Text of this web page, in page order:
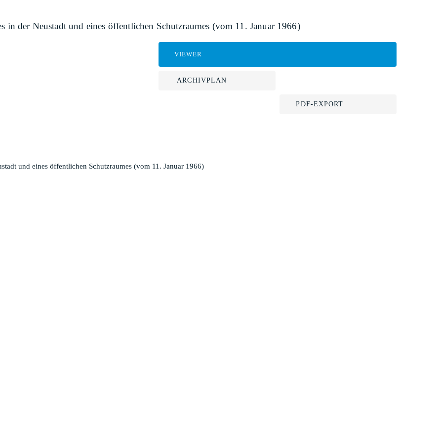
in der Neustadt und eines öffentlichen Schutzraumes (vom 11. Januar 1966)
VIEWER
ARCHIVPLAN
PDF-EXPORT
und eines öffentlichen Schutzraumes (vom 11. Januar 1966)